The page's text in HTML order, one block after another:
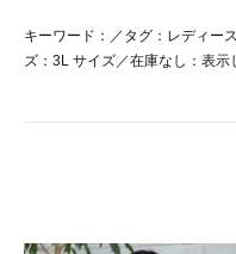
キーワード：／タグ：レディー
ズ：3L サイズ／在庫なし：表示